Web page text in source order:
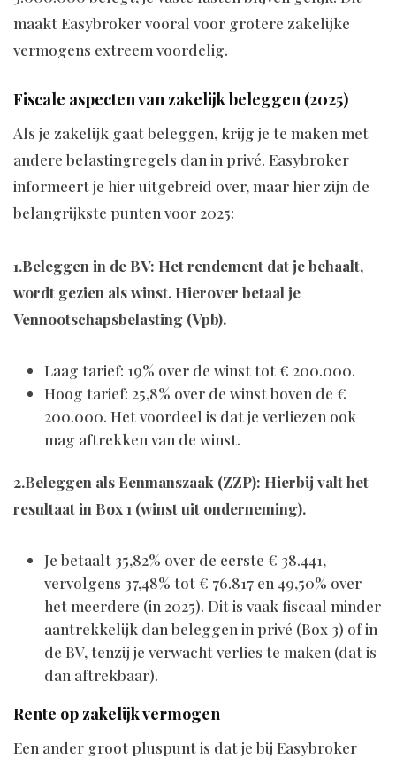
maakt Easybroker vooral voor grotere zakelijke
vermogens extreem voordelig.
Fiscale aspecten van zakelijk beleggen (2025)
Als je zakelijk gaat beleggen, krijg je te maken met
andere belastingregels dan in privé. Easybroker
informeert je hier uitgebreid over, maar hier zijn de
belangrijkste punten voor 2025:
1.Beleggen in de BV: Het rendement dat je behaalt,
wordt gezien als winst. Hierover betaal je
Vennootschapsbelasting (Vpb).
Laag tarief: 19% over de winst tot € 200.000.
Hoog tarief: 25,8% over de winst boven de €
200.000. Het voordeel is dat je verliezen ook
mag aftrekken van de winst.
2.Beleggen als Eenmanszaak (ZZP): Hierbij valt het
resultaat in Box 1 (winst uit onderneming).
Je betaalt 35,82% over de eerste € 38.441,
vervolgens 37,48% tot € 76.817 en 49,50% over
het meerdere (in 2025). Dit is vaak fiscaal minder
aantrekkelijk dan beleggen in privé (Box 3) of in
de BV, tenzij je verwacht verlies te maken (dat is
dan aftrekbaar).
Rente op zakelijk vermogen
Een ander groot pluspunt is dat je bij Easybroker